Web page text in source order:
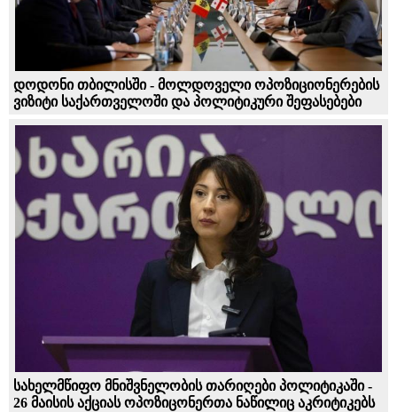
დოდონი თბილისში - მოლდოველი ოპოზიციონერების
ვიზიტი საქართველოში და პოლიტიკური შეფასებები
სახელმწიფო მნიშვნელობის თარიღები პოლიტიკაში -
26 მაისის აქციას ოპოზიცონერთა ნაწილიც აკრიტიკებს